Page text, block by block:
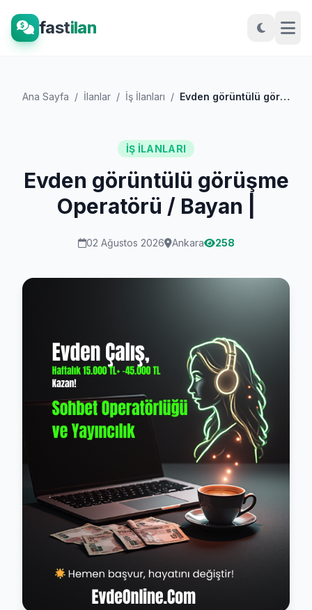
fastilan
Ana Sayfa / İlanlar / İş İlanları / Evden görüntülü görüşme Operatörü / Baya...
İŞ İLANLARI
Evden görüntülü görüşme
Operatörü / Bayan |
02 Ağustos 2026 Ankara 258